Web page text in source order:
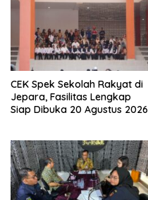
CEK Spek Sekolah Rakyat di
Jepara, Fasilitas Lengkap
Siap Dibuka 20 Agustus 2026